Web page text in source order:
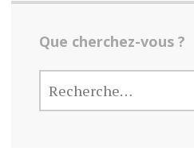
Que cherchez-vous ?
RECHERCHER :